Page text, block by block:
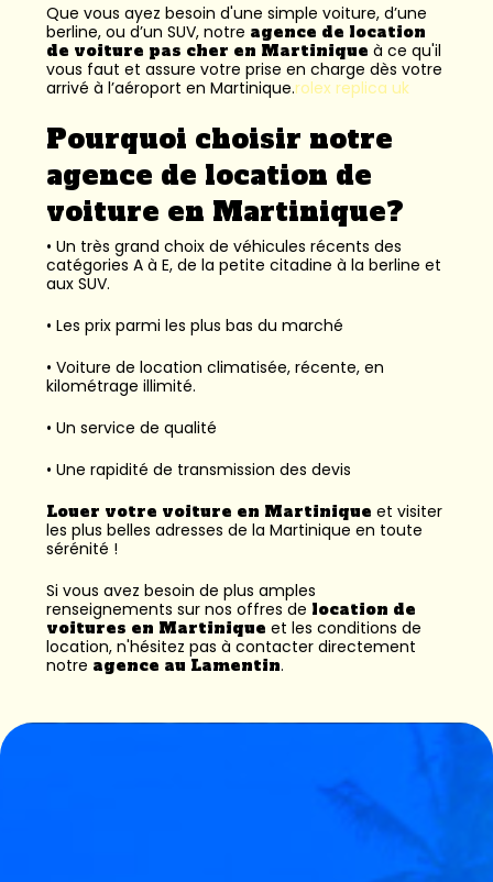
Que vous ayez besoin d'une simple voiture, d’une
berline, ou d’un SUV, notre agence de location
de voiture pas cher en Martinique à ce qu'il
vous faut et assure votre prise en charge dès votre
arrivé à l’aéroport en Martinique.rolex replica uk
Pourquoi choisir notre
agence de location de
voiture en Martinique?
• Un très grand choix de véhicules récents des
catégories A à E, de la petite citadine à la berline et
aux SUV.
• Les prix parmi les plus bas du marché
• Voiture de location climatisée, récente, en
kilométrage illimité.
• Un service de qualité
• Une rapidité de transmission des devis
Louer votre voiture en Martinique et visiter
les plus belles adresses de la Martinique en toute
sérénité !
Si vous avez besoin de plus amples
renseignements sur nos offres de location de
voitures en Martinique et les conditions de
location, n'hésitez pas à contacter directement
notre agence au Lamentin.